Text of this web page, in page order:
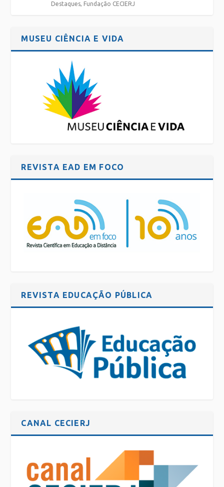
Destaques, Fundação CECIERJ
MUSEU CIÊNCIA E VIDA
REVISTA EAD EM FOCO
REVISTA EDUCAÇÃO PÚBLICA
CANAL CECIERJ